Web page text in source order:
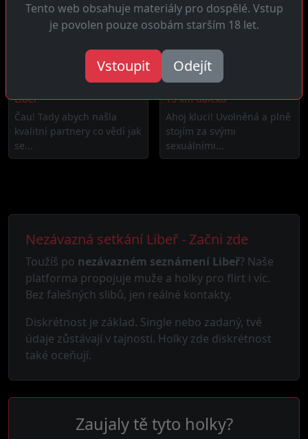
Libeř
Čau! Tady abych našla
kvalitní partnery co vědí jak
se...
Zuzana, 32 let
15 km daleko
Ahoj kluci! Uvolněná a plně
stojím za svými
sexuálními...
Nezávazná setkání Libeř - Začni zde
Toužíš po nezávazném seznámení Libeř? Naše
platforma propojuje muže a holky pro flirt i víc.
Bez falešných slibů, jen reálné kontakty.
Diskrétnost je základ. Single nebo zadaný, tvé
údaje zůstávají v tajnosti. Holky zde diskrétnost
také oceňují.
Zaujaly tě tyto holky?
Tento web obsahuje materiály pro dospělé. Vstup
je povolen pouze osobám starším 18 let.
Vstoupit Odejít